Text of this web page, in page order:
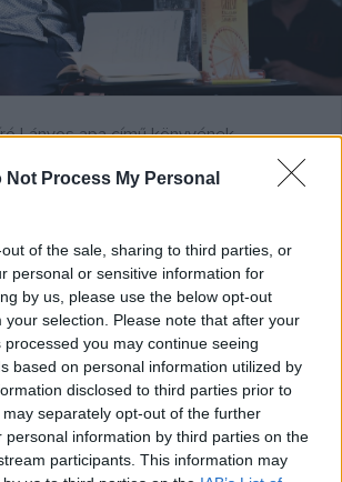
Not Process My Personal
of the sale, sharing to third parties, or
personal or sensitive information for
by us, please use the below opt-out
your selection. Please note that after your
you may continue seeing
based on personal information utilized by
disclosed to third parties prior to
separately opt-out of the further
personal information by third parties on the
participants. This information may
vagyonát elvesztette és
között fejezte be életét.
Lányos apa című könyvének
Irodalmi Fesztiválon a Margitszigeten
Fotó: Máthé Zoltán / MTI
án történt
felajánlotta a császári
, aki decemberben koronázta
felelős kormány kiáltványt intézett a
tudtul adta a szabadságharcba